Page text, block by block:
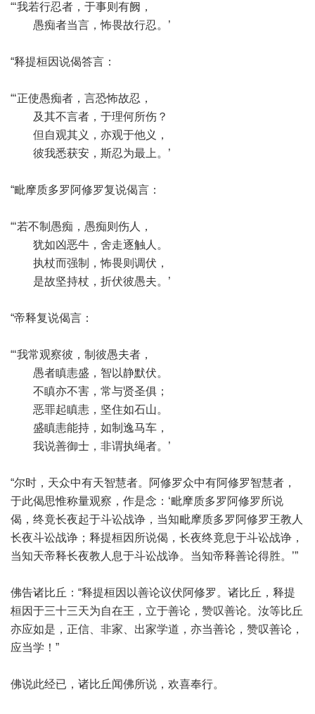
“‘我若行忍者，于事则有阙，
愚痴者当言，怖畏故行忍。’
“释提桓因说偈答言：
“‘正使愚痴者，言恐怖故忍，
及其不言者，于理何所伤？
但自观其义，亦观于他义，
彼我悉获安，斯忍为最上。’
“毗摩质多罗阿修罗复说偈言：
“‘若不制愚痴，愚痴则伤人，
犹如凶恶牛，舍走逐触人。
执杖而强制，怖畏则调伏，
是故坚持杖，折伏彼愚夫。’
“帝释复说偈言：
“‘我常观察彼，制彼愚夫者，
愚者瞋恚盛，智以静默伏。
不瞋亦不害，常与贤圣俱；
恶罪起瞋恚，坚住如石山。
盛瞋恚能持，如制逸马车，
我说善御士，非谓执绳者。’
“尔时，天众中有天智慧者。阿修罗众中有阿修罗智慧者，
于此偈思惟称量观察，作是念：‘毗摩质多罗阿修罗所说
偈，终竟长夜起于斗讼战诤，当知毗摩质多罗阿修罗王教人
长夜斗讼战诤；释提桓因所说偈，长夜终竟息于斗讼战诤，
当知天帝释长夜教人息于斗讼战诤。当知帝释善论得胜。’”
佛告诸比丘：“释提桓因以善论议伏阿修罗。诸比丘，释提
桓因于三十三天为自在王，立于善论，赞叹善论。汝等比丘
亦应如是，正信、非家、出家学道，亦当善论，赞叹善论，
应当学！”
佛说此经已，诸比丘闻佛所说，欢喜奉行。